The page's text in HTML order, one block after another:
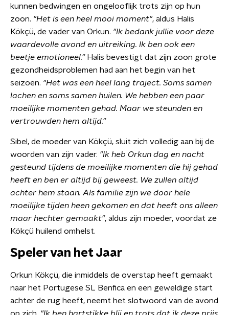
kunnen bedwingen en ongelooflijk trots zijn op hun
zoon. "Het is een heel mooi moment", aldus Halis
Kökçü, de vader van Orkun. "Ik bedank jullie voor deze
waardevolle avond en uitreiking. Ik ben ook een
beetje emotioneel."Halis bevestigt dat zijn zoon grote
gezondheidsproblemen had aan het begin van het
seizoen. "Het was een heel lang traject. Soms samen
lachen en soms samen huilen. We hebben een paar
moeilijke momenten gehad. Maar we steunden en
vertrouwden hem altijd."
Sibel, de moeder van Kökçü, sluit zich volledig aan bij de
woorden van zijn vader. "Ik heb Orkun dag en nacht
gesteund tijdens de moeilijke momenten die hij gehad
heeft en ben er altijd bij geweest. We zullen altijd
achter hem staan. Als familie zijn we door hele
moeilijke tijden heen gekomen en dat heeft ons alleen
maar hechter gemaakt", aldus zijn moeder, voordat ze
Kökçü huilend omhelst.
Speler van het Jaar
Orkun Kökçü, die inmiddels de overstap heeft gemaakt
naar het Portugese SL Benfica en een geweldige start
achter de rug heeft, neemt het slotwoord van de avond